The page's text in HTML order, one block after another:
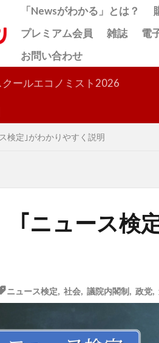
「Newsがわかる」とは？
プレミアム会員
雑誌 電
お問い合わせ
クールエコノミスト2026
定｣がわかりやすく説明
ニュース検
ニュース検定 社会, 議院内閣制 政党,
検索